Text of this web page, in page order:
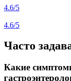
4.6/5
4.6/5
Часто
Какие